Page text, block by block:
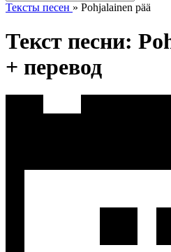
Тексты песен » Pohjalainen pää
Текст песни:
+ перевод